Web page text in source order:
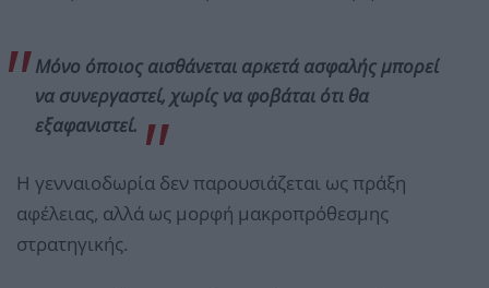
Μόνο όποιος αισθάνεται αρκετά ασφαλής μπορεί
να συνεργαστεί, χωρίς να φοβάται ότι θα
εξαφανιστεί.
Η γενναιοδωρία δεν παρουσιάζεται ως πράξη
αφέλειας, αλλά ως μορφή μακροπρόθεσμης
στρατηγικής.